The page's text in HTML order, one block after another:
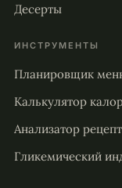
Десерты
ИНСТРУМЕНТЫ
Планировщик
Калькулятор
Анализатор
Гликемический